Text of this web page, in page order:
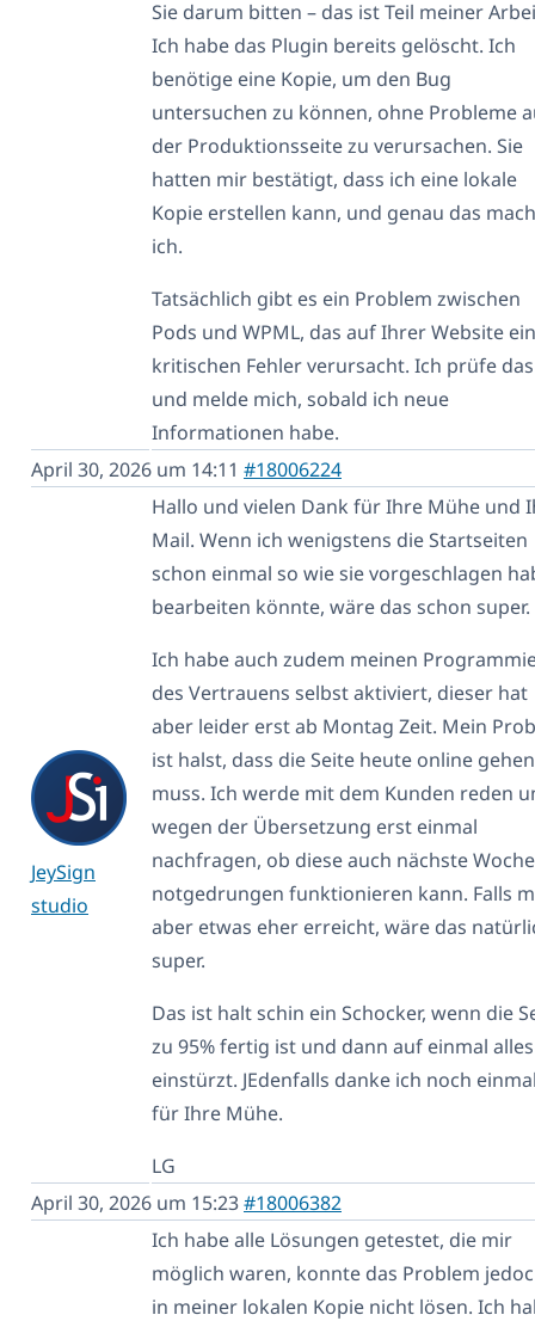
Sie darum bitten – das ist Teil meiner
Ich habe das Plugin bereits gelöscht. Ich
benötige eine Kopie, um den Bug
untersuchen zu können, ohne Probleme
der Produktionsseite zu verursachen. Sie
hatten mir bestätigt, dass ich eine lokale
Kopie erstellen kann, und genau das
ich.
Tatsächlich gibt es ein Problem zwischen
Pods und WPML, das auf Ihrer Website
kritischen Fehler verursacht. Ich prüfe das
und melde mich, sobald ich neue
Informationen habe.
April 30, 2026 um 14:11 #18006224
JeySign
studio
Hallo und vielen Dank für Ihre Mühe und
Mail. Wenn ich wenigstens die Startseiten
schon einmal so wie sie vorgeschlagen
bearbeiten könnte, wäre das schon super.
Ich habe auch zudem meinen
des Vertrauens selbst aktiviert, dieser hat
aber leider erst ab Montag Zeit. Mein
ist halst, dass die Seite heute online gehen
muss. Ich werde mit dem Kunden reden
wegen der Übersetzung erst einmal
nachfragen, ob diese auch nächste Woche
notgedrungen funktionieren kann. Falls
aber etwas eher erreicht, wäre das
super.
Das ist halt schin ein Schocker, wenn die
zu 95% fertig ist und dann auf einmal alles
einstürzt. JEdenfalls danke ich noch
für Ihre Mühe.
LG
April 30, 2026 um 15:23#18006382
Ich habe alle Lösungen getestet, die mir
möglich waren, konnte das Problem
in meiner lokalen Kopie nicht lösen. Ich